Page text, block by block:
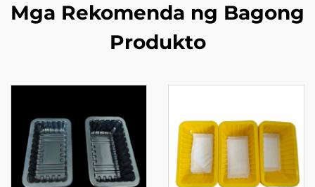
Mga Rekomenda ng Bagong
Produkto